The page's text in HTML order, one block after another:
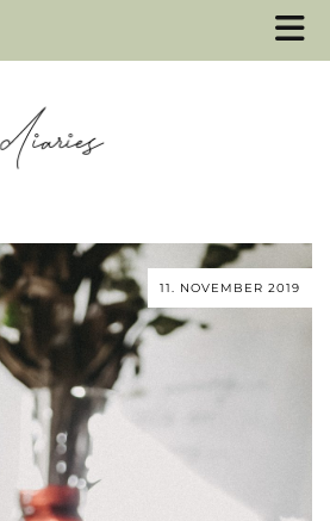
11. NOVEMBER 2019